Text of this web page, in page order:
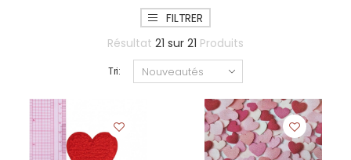
FILTRER
Résultat 21 sur 21 Produits
Tri: